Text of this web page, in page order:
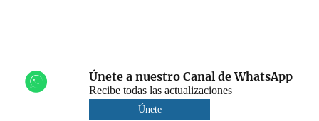
Únete a nuestro Canal de WhatsApp
Recibe todas las actualizaciones
Únete